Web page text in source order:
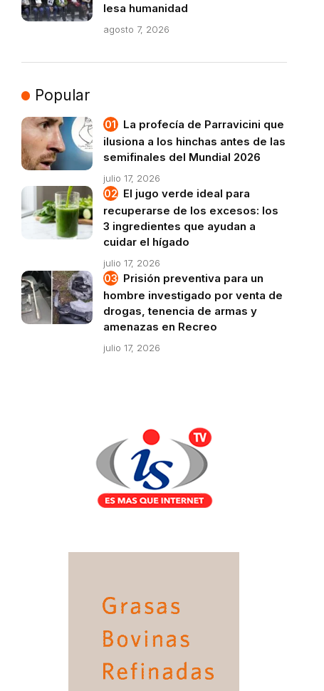
lesa humanidad
agosto 7, 2026
Popular
La profecía de Parravicini que
ilusiona a los hinchas antes de las
semifinales del Mundial 2026
julio 17, 2026
El jugo verde ideal para
recuperarse de los excesos: los
3 ingredientes que ayudan a
cuidar el hígado
julio 17, 2026
Prisión preventiva para un
hombre investigado por venta de
drogas, tenencia de armas y
amenazas en Recreo
julio 17, 2026